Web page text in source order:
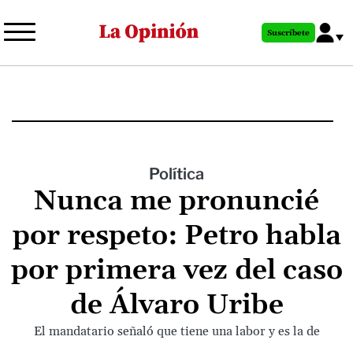
al
principal
Suscríbete
Política
Nunca me pronuncié
por respeto: Petro habla
por primera vez del caso
de Álvaro Uribe
El mandatario señaló que tiene una labor y es la de